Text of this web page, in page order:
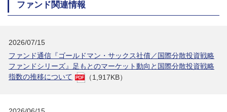
ファンド関連情報
2026/07/15
ファンド通信『ゴールドマン・サックス社債／国際分散投資戦略
ファンドシリーズ』足もとのマーケット動向と国際分散投資戦略
指数の推移について
（1,917KB）